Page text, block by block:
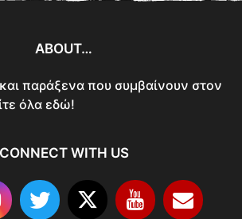
ABOUT…
παράξενα που συμβαίνουν στον
όλα εδώ!
CONNECT WITH US